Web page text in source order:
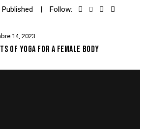
Follow:
14, 2023
OF YOGA FOR A FEMALE BODY